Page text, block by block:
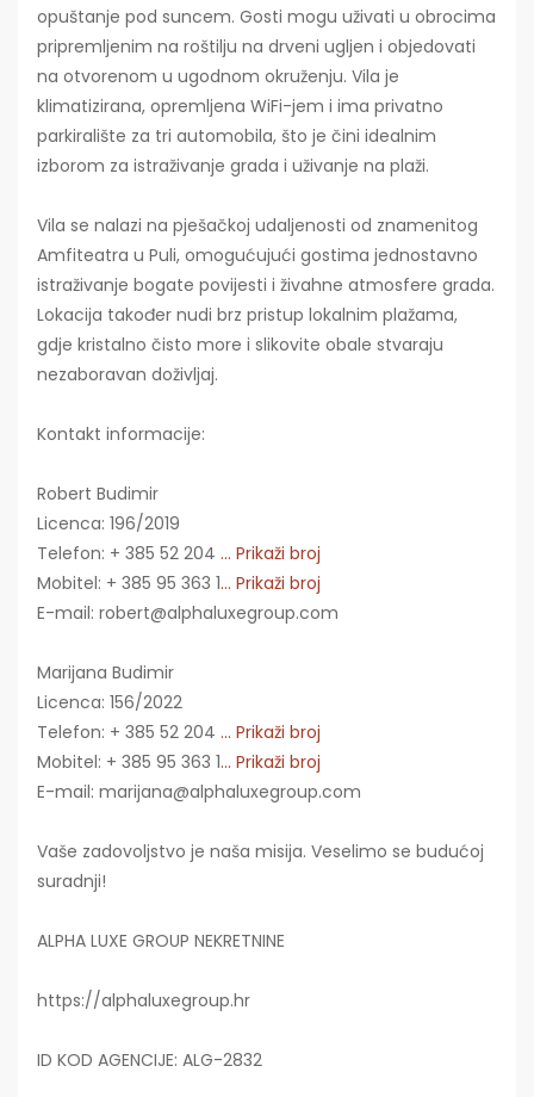
opuštanje pod suncem. Gosti mogu uživati u obrocima
pripremljenim na roštilju na drveni ugljen i objedovati
na otvorenom u ugodnom okruženju. Vila je
klimatizirana, opremljena WiFi-jem i ima privatno
parkiralište za tri automobila, što je čini idealnim
izborom za istraživanje grada i uživanje na plaži.
Vila se nalazi na pješačkoj udaljenosti od znamenitog
Amfiteatra u Puli, omogućujući gostima jednostavno
istraživanje bogate povijesti i živahne atmosfere grada.
Lokacija također nudi brz pristup lokalnim plažama,
gdje kristalno čisto more i slikovite obale stvaraju
nezaboravan doživljaj.
Kontakt informacije:
Robert Budimir
Licenca: 196/2019
Telefon: + 385 52 204 ... Prikaži broj
Mobitel: + 385 95 363 1... Prikaži broj
E-mail: robert@alphaluxegroup.com
Marijana Budimir
Licenca: 156/2022
Telefon: + 385 52 204 ... Prikaži broj
Mobitel: + 385 95 363 1... Prikaži broj
E-mail: marijana@alphaluxegroup.com
Vaše zadovoljstvo je naša misija. Veselimo se budućoj
suradnji!
ALPHA LUXE GROUP NEKRETNINE
https://alphaluxegroup.hr
ID KOD AGENCIJE: ALG-2832